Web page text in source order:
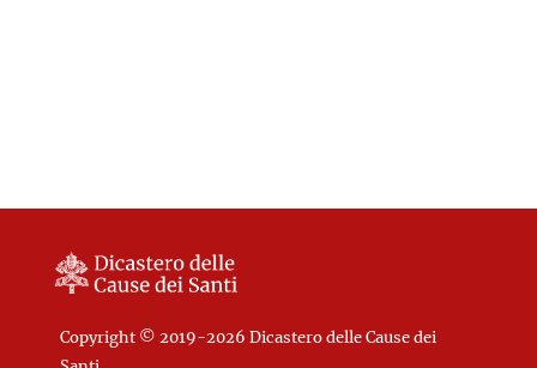
Copyright © 2019-2026 Dicastero delle Cause dei